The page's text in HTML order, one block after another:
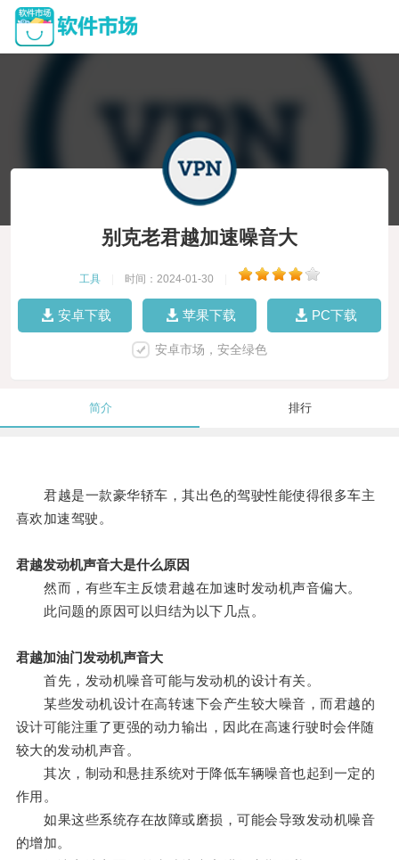
别克老君越加速噪音大
工具 时间：2024-01-30
安卓下载 苹果下载 PC下载
安卓市场，安全绿色
简介 排行
君越是一款豪华轿车，其出色的驾驶性能使得很多车主
喜欢加速驾驶。
君越发动机声音大是什么原因
然而，有些车主反馈君越在加速时发动机声音偏大。
此问题的原因可以归结为以下几点。
君越加油门发动机声音大
首先，发动机噪音可能与发动机的设计有关。
某些发动机设计在高转速下会产生较大噪音，而君越的
设计可能注重了更强的动力输出，因此在高速行驶时会伴随
较大的发动机声音。
其次，制动和悬挂系统对于降低车辆噪音也起到一定的
作用。
如果这些系统存在故障或磨损，可能会导致发动机噪音
的增加。